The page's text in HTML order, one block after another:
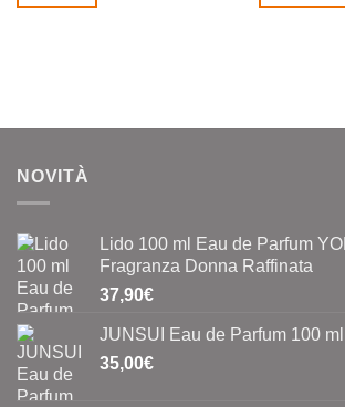
possono
essere
nella
pagina
del
NOVITÀ
Lido 100 ml Eau de Parfum
Fragranza Donna Raffinata
37,90€
JUNSUI Eau de Parfum 100
35,00€